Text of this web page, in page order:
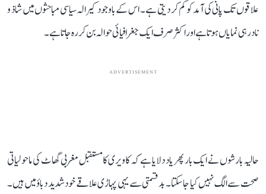
علاقوں تک پانی کی آمد کو کم کر دیتی ہے۔ اس کے باوجود کیرالہ سیاسی مباحثوں میں شاذ و
نادر ہی نمایاں ہوتا ہے اور اکثر صرف ایک جغرافیائی حوالہ بن کر رہ جاتا ہے۔
ADVERTISEMENT
حالیہ بارشوں نے ایک بار پھر یاد دلایا ہے کہ کاویری کا مستقبل مغربی گھاٹ کی ماحولیاتی
صحت سے الگ نہیں کیا جا سکتا۔ بدقسمتی سے یہی پہاڑی علاقے خود شدید دباؤ میں ہیں۔